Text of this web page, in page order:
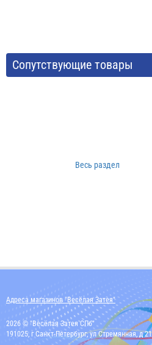
Сопутствующие товары
Весь раздел
Адреса магазинов "Весёлая Затея"
2026 © "Весёлая Затея СПб"
191025, г Санкт-Петербург, ул Стремянная, д